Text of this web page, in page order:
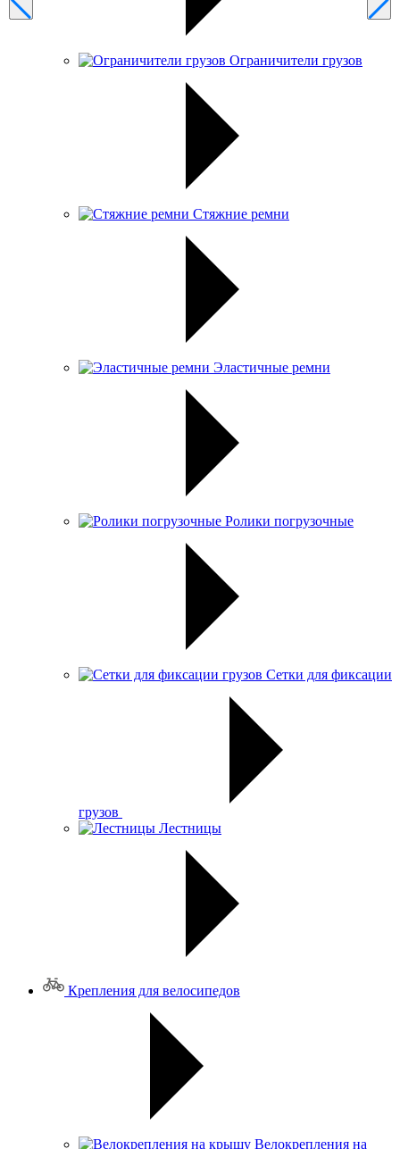
Ограничители грузов
Стяжние ремни
Эластичные ремни
Ролики погрузочные
Сетки для фиксации
грузов
Лестницы
Крепления для велосипедов
Велокрепления на